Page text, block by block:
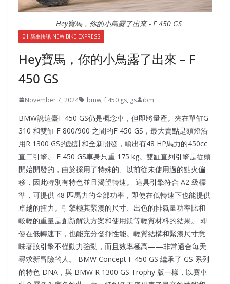
Hey寶馬，你的小鳥露了出來 - F 450 GS
01 新車快訊 NEW BIKE EXPRESS
Hey寶馬，你的小鳥露了出來 – F
450 GS
November 7, 2024 bmw, f 450 gs, gs ibm
BMW說這臺F 450 GS仍是概念車，但即將量產。夾在單缸G
310 和雙缸 F 800/900 之間的F 450 GS，最大賣點是頭燈沿
用R 1300 GS的設計和全新開發，輸出有48 HP馬力的450cc
直二引擎。 F 450 GS車身只重 175 kg。雙缸直列引擎是從頭
開始開發的，由於採用了特殊的、以前從未使用過的點火偏
移，因此特別有特色並且渴望轉速。 這具引擎符合 A2 級標
準，可提供 48 匹馬力的全部功率，即使在低轉速下也能提供
卓越的扭力。引擎極其緊湊的尺寸、出色的排氣量功率比和
較輕的重量是創新解決方案和使用鎂等輕質材料的結果。 即
使在低轉速下，也能充分發揮性能。輕質結構和緊湊尺寸意
味著該引擎不僅動力強勁，而且效率極高——非常適合每天
尋求新冒險的人。 BMW Concept F 450 GS 繼承了 GS 系列
的特色 DNA，與 BMW R 1300 GS Trophy 版一樣，以賽車